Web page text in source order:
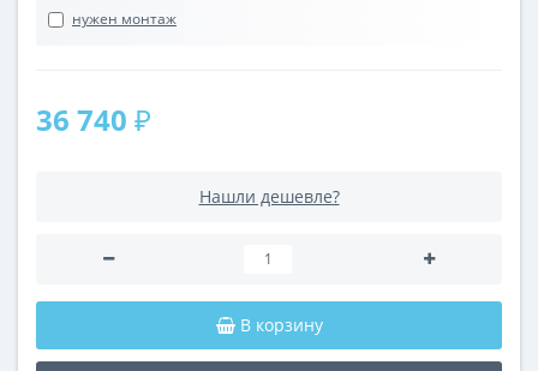
нужен монтаж
36 740 ₽
Нашли дешевле?
В корзину